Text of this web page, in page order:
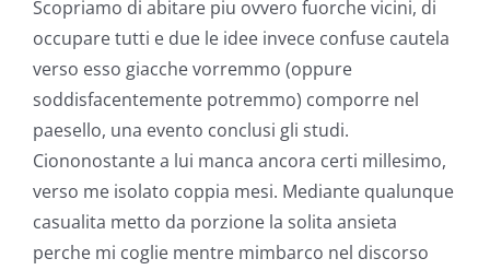
Scopriamo di abitare piu ovvero fuorche vicini, di
occupare tutti e due le idee invece confuse cautela
verso esso giacche vorremmo (oppure
soddisfacentemente potremmo) comporre nel
paesello, una evento conclusi gli studi.
Ciononostante a lui manca ancora certi millesimo,
verso me isolato coppia mesi. Mediante qualunque
casualita metto da porzione la solita ansieta
perche mi coglie mentre mimbarco nel discorso